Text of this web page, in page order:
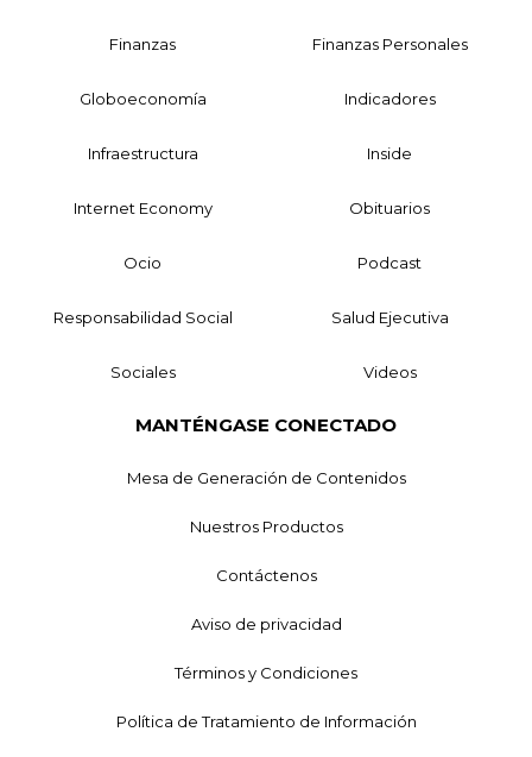
Finanzas Finanzas Personales
Globoeconomía Indicadores
Infraestructura Inside
Internet Economy Obituarios
Ocio Podcast
Responsabilidad Social Salud Ejecutiva
Sociales Videos
MANTÉNGASE CONECTADO
Mesa de Generación de Contenidos
Nuestros Productos
Contáctenos
Aviso de privacidad
Términos y Condiciones
Política de Tratamiento de Información